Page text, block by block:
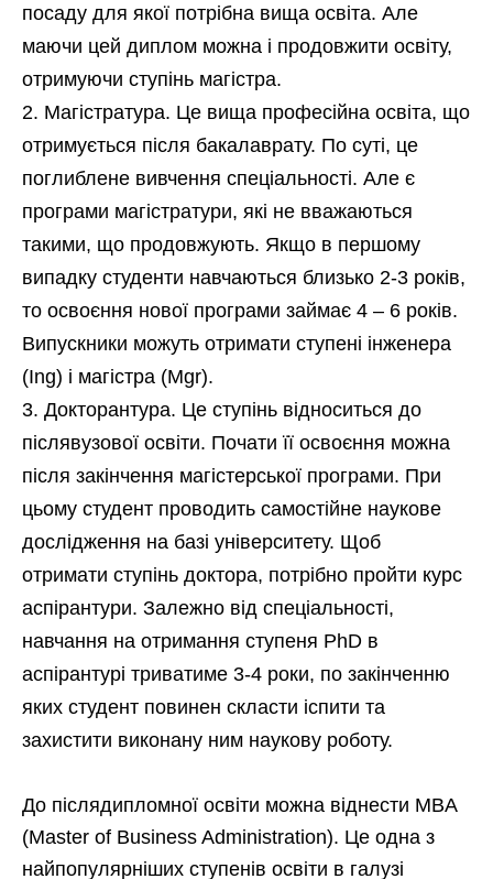
посаду для якої потрібна вища освіта. Але
маючи цей диплом можна і продовжити освіту,
отримуючи ступінь магістра.
Магістратура. Це вища професійна освіта, що
отримується після бакалаврату. По суті, це
поглиблене вивчення спеціальності. Але є
програми магістратури, які не вважаються
такими, що продовжують. Якщо в першому
випадку студенти навчаються близько 2-3 років,
то освоєння нової програми займає 4 – 6 років.
Випускники можуть отримати ступені інженера
(Ing) і магістра (Mgr).
Докторантура. Це ступінь відноситься до
післявузової освіти. Почати її освоєння можна
після закінчення магістерської програми. При
цьому студент проводить самостійне наукове
дослідження на базі університету. Щоб
отримати ступінь доктора, потрібно пройти курс
аспірантури. Залежно від спеціальності,
навчання на отримання ступеня PhD в
аспірантурі триватиме 3-4 роки, по закінченню
яких студент повинен скласти іспити та
захистити виконану ним наукову роботу.
До післядипломної освіти можна віднести MBA
(Master of Business Administration). Це одна з
найпопулярніших ступенів освіти в галузі